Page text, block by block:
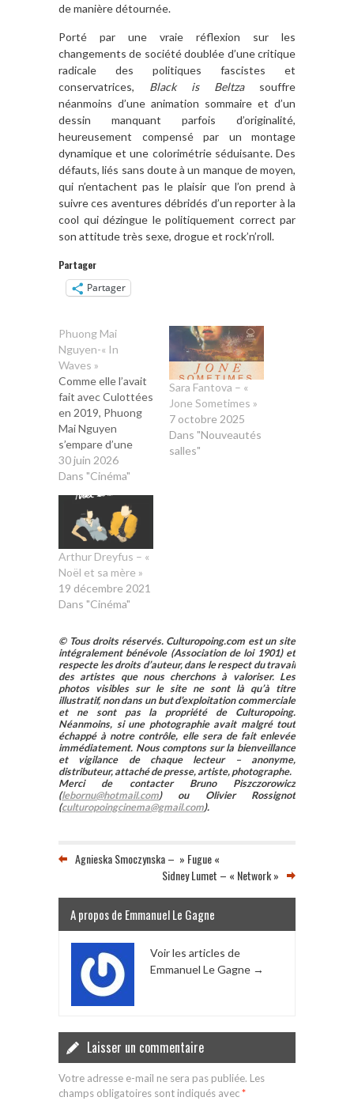
de manière détournée.
Porté par une vraie réflexion sur les
changements de société doublée d’une critique
radicale des politiques fascistes et
conservatrices, Black is Beltzasouffre
néanmoins d’une animation sommaire et d’un
dessin manquant parfois d’originalité,
heureusement compensé par un montage
dynamique et une colorimétrie séduisante. Des
défauts, liés sans doute à un manque de moyen,
qui n’entachent pas le plaisir que l’on prend à
suivre ces aventures débridés d’un reporter à la
cool qui dézingue le politiquement correct par
son attitude très sexe, drogue et rock’n’roll.
Partager
Partager
Phuong Mai
Nguyen-« In
Waves »
Comme elle l’avait
fait avec Culottées
en 2019, Phuong
Mai Nguyen
s’empare d’une
histoire qui n’est
pas la sienne dans
métrage, In Waves.
Présenté en
ouverture de la
Semaine de la
Critique à Cannes,
le film offre au
cinéma d’animation
« Quand j’ai
acheté…
30 juin 2026
Dans "Cinéma"
Sara Fantova – «
Jone Sometimes »
7 octobre 2025
Dans "Nouveautés
salles"
Arthur Dreyfus – «
Noël et sa mère »
19 décembre 2021
Dans "Cinéma"
© Tous droits réservés. Culturopoing.com est un site
intégralement bénévole (Association de loi 1901) et
respecte les droits d’auteur, dans le respect du travail
des artistes que nous cherchons à valoriser. Les
photos visibles sur le site ne sont là qu’à titre
illustratif, non dans un but d’exploitation commerciale
et ne sont pas la propriété de Culturopoing.
Néanmoins, si une photographie avait malgré tout
échappé à notre contrôle, elle sera de fait enlevée
immédiatement. Nous comptons sur la bienveillance
et vigilance de chaque lecteur – anonyme,
distributeur, attaché de presse, artiste, photographe.
Merci de contacter Bruno Piszczorowicz
(lebornu@hotmail.com) ou Olivier Rossignot
(culturopoingcinema@gmail.com).
Agnieska Smoczynska – » Fugue «
Sidney Lumet – « Network »
A propos de Emmanuel Le Gagne
Voir les articles de
Emmanuel Le Gagne →
Laisser un commentaire
Votre adresse e-mail ne sera pas publiée. Les
champs obligatoires sont indiqués avec*